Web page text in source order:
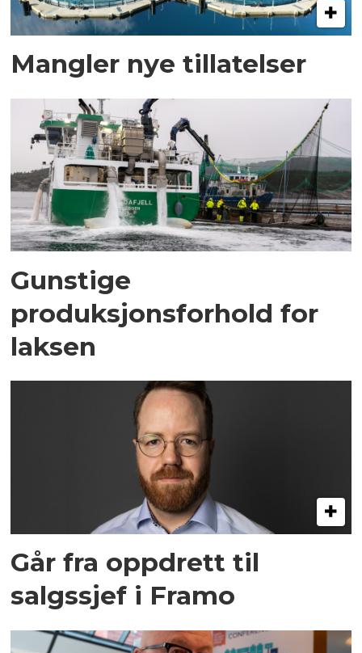
Mangler nye tillatelser
Gunstige
produksjonsforhold for
laksen
Går fra oppdrett til
salgssjef i Framo